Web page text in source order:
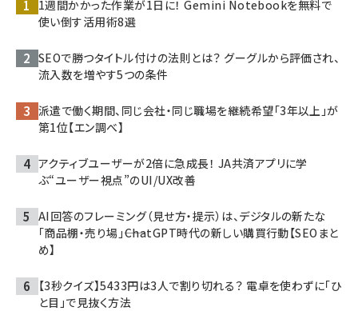
1週間かかった作業が1日に！ Gemini Notebookを無料で
使い倒す活用術8選
SEOで勝つタイトル付けの法則とは？ グーグルから評価され、
流入数を増やす5つの条件
派遣で働く期間、同じ会社・同じ職場を継続希望「3年以上」が
第1位【エン調べ】
アクティブユーザーが2倍に急成長！ JA共済アプリに学
ぶ“ユーザー視点”のUI/UX改善
AI回答のフレーミング（見せ方・提示）は、デジタルの新たな
「商品棚・売り場」――ChatGPT時代の新しい購買行動【SEOまと
め】
【3秒クイズ】5433円は3人で割り切れる？ 電卓を使わずに「ひ
と目」で見抜く方法